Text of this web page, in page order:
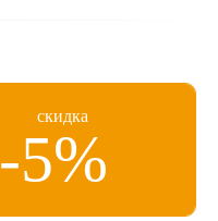
скидка
-5%